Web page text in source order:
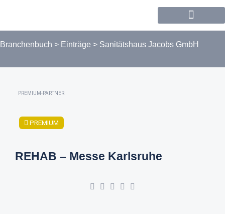
Branchenbuch > Einträge > Sanitätshaus Jacobs GmbH
PREMIUM-PARTNER
PREMIUM
REHAB – Messe Karlsruhe